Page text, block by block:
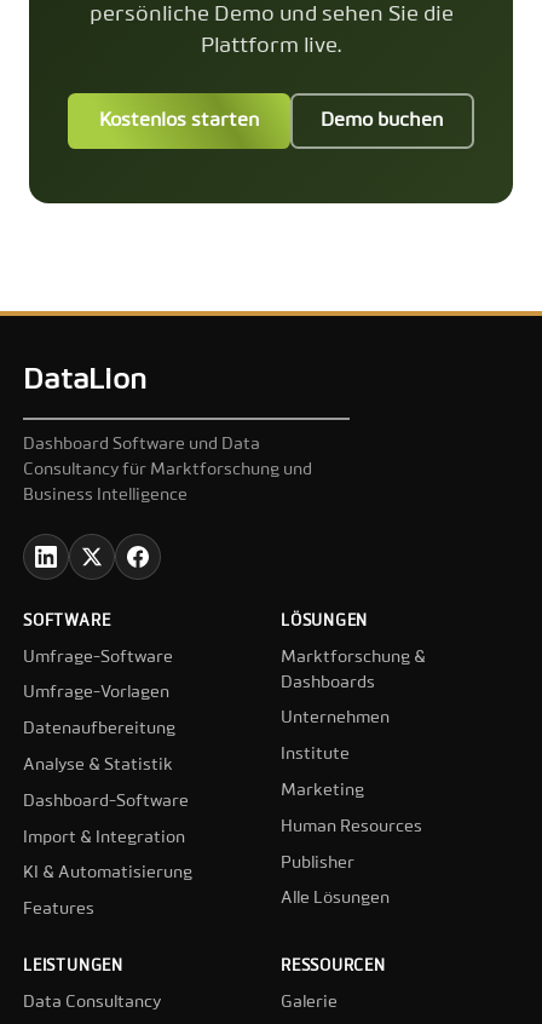
persönliche Demo und sehen Sie die
Plattform live.
Kostenlos starten Demo buchen
DataLion
Dashboard Software und Data
Consultancy für Marktforschung und
Business Intelligence
SOFTWARE
Umfrage-Software
Umfrage-Vorlagen
Datenaufbereitung
Analyse & Statistik
Dashboard-Software
Import & Integration
KI & Automatisierung
Features
LÖSUNGEN
Marktforschung &
Dashboards
Unternehmen
Institute
Marketing
Human Resources
Publisher
Alle Lösungen
LEISTUNGEN
Data Consultancy
RESSOURCEN
Galerie